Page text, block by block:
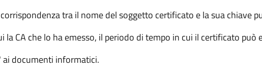
tra il nome del soggetto certificato e la sua chiave
CA che lo ha emesso, il periodo di tempo in cui il certificato può
ai documenti informatici.